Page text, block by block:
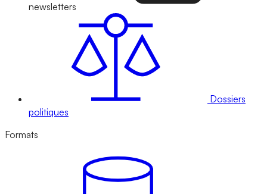
newsletters
Dossiers
politiques
Formats